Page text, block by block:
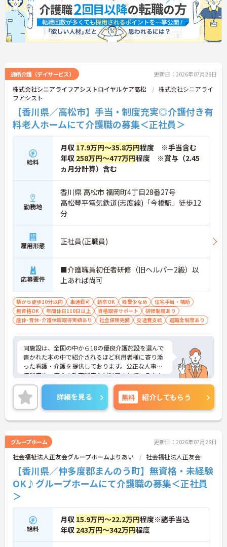
通所介護（デイサービス） 更新日：2026年07月29日
株式会社シニアライフアシストロイヤルケア高松
株式会社シニアライ
フアシスト
【香川県／高松市】手当・制度充実◎介護付き有
料老人ホームにて介護職の募集＜正社員＞
給料
月収 17.9万円～35.8万円程度 ※手当含む
年収 258万円～477万円程度 ※賞与（2.45
ヵ月分計算）含む
勤務地
香川県 高松市 福岡町4丁目28番27号
高松琴平電気鉄道(志度線)「今橋駅」徒歩12
分
雇用形態 正社員(正職員)
応募要件
■介護職員初任者研修（旧ヘルパー2級）以
上あれば尚可
駅から徒歩10分以内 車通勤可 新卒OK 残業少なめ
住宅手当・補助
無資格OK
年間休日110日以上 資格取得サポート
研修制度あり
産休･育休･介護休暇取得実績あり
社会保険完備 交通費支給 退職金制度あり
同施設は、全国の中から18の優良介護施設を選んで
書かれた本の中で紹介されるほど利用者様に寄り添
った看護・介護を提供しております。公正な人事評
価制度や、安心の教育制度など利用されている方も
働いている職員も充実した生活を送ることができる
環境が整っております。年間休日110日以上、残業
はほとんど無しとご家庭やプライベートとも両立が
しやすく、長く安心して勤務していただける職場で
す。
ご興味のある方には、面接対策ポイントなどさらに
詳細をお話いたしますので、お気軽にご相談くださ
い。
詳細を見る 無料 紹介してもらう
グループホーム 更新日：2026年07月28日
社会福祉法人正友会グループホームよりあい 社会福祉法人正友会
【香川県／仲多度郡まんのう町】無資格・未経験
OK♪グループホームにて介護職の募集＜正社員
＞
給料
月収 15.9万円～22.2万円程度※諸手当込
年収 243万円～342万円程度